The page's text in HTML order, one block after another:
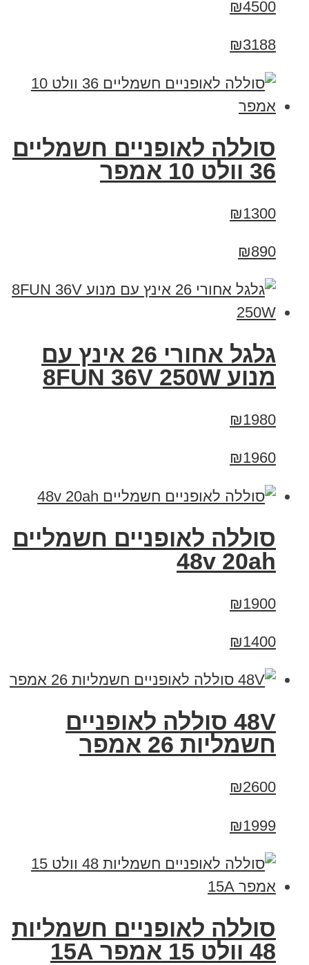
₪4500
₪3188
סוללה לאופניים חשמליים
36 וולט 10 אמפר
₪1300
₪890
גלגל אחורי 26 אינץ עם
מנוע 8FUN 36V 250W
₪1980
₪1960
סוללה לאופניים חשמליים
48v 20ah
₪1900
₪1400
48V סוללה לאופניים
חשמליות 26 אמפר
₪2600
₪1999
סוללה לאופניים חשמליות
48 וולט 15 אמפר 15A